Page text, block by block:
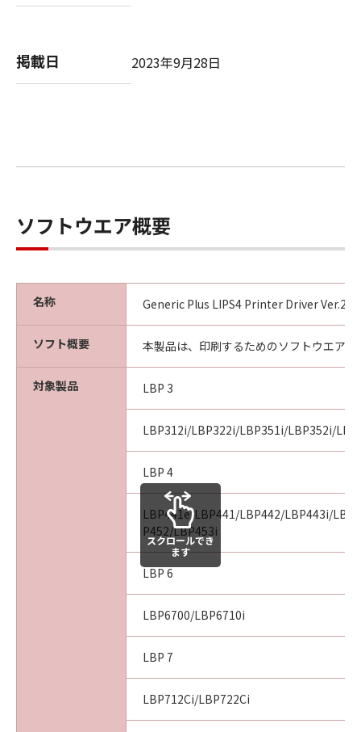
掲載日 2023年9月28日
ソフトウエア概要
名称 Generic Plus LIPS4 Printer Driver
ソフト概要 本製品は、印刷するためのソフトウエアで
対象製品 LBP 3
LBP312i/LBP322i/LBP351i/LBP352i/
LBP 4
LBP441e/LBP441/LBP442/LBP443i/
P452/LBP453i
LBP 6
LBP6700/LBP6710i
LBP 7
LBP712Ci/LBP722Ci
スクロールでき
ます